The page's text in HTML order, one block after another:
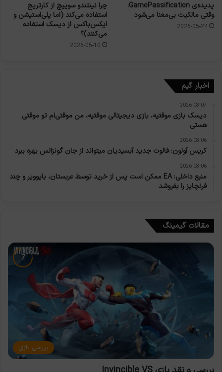
پدیده‌ی GamePassification:
وقتی مالکیت بی‌معنا می‌شود
2026-05-24
چرا نینتندو سوییچ از کارتریج
استفاده می‌کند (اما پلی‌استیشن و
ایکس‌باکس از دیسک استفاده
می‌کنند)؟
2026-05-10
اخبار گیم
2026-08-07
دیسک بازی موقتیه، بازی دیجیتالی موقتیه، من موقتی‌ام تو موقتی
هستی
2026-08-06
کریس آولون: فالوت جدید آبسیدیان میتواند از جان گونزالس بهره ببرد
2026-08-06
منبع داخلی: EA ممکن است پس از خرید توسط عربستان، بایوویر و چند
فرنچایز را بفروشد
مقالات گیمینگ
بررسی بازی